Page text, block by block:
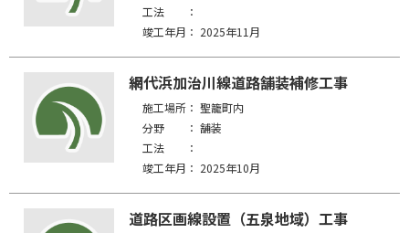
工法 ：
竣工年月： 2025年11月
網代浜加治川線道路舗装補修工事
施工場所： 聖籠町内
分野 ： 舗装
工法 ：
竣工年月： 2025年10月
道路区画線設置（五泉地域）工事